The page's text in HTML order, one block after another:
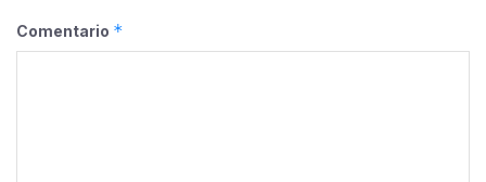
Comentario *